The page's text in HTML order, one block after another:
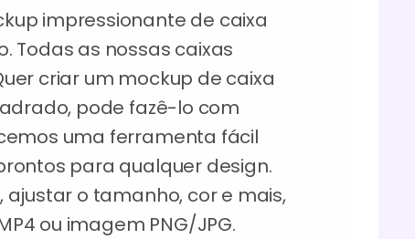
impressionante de caixa
Todas as nossas caixas
criar um mockup de caixa
pode fazê-lo com
uma ferramenta fácil
para qualquer design.
ajustar o tamanho, cor e mais,
ou imagem PNG/JPG.